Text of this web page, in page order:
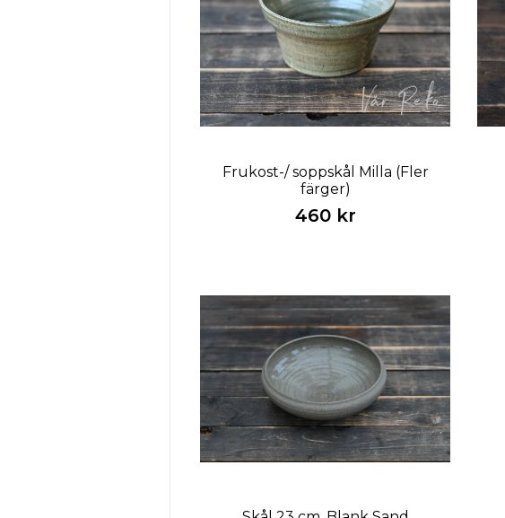
Frukost-/ soppskål Milla (Fler
färger)
460 kr